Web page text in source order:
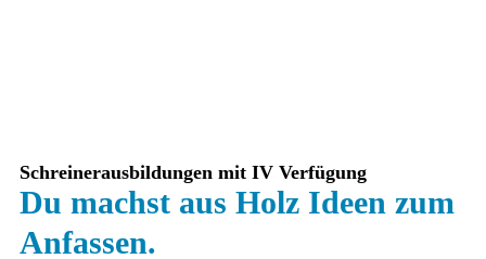
Schreinerausbildungen mit IV Verfügung
Du machst aus Holz Ideen zum
Anfassen.